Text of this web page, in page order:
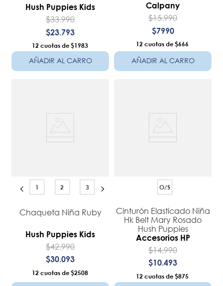
Hush Puppies Kids
$33.990
$23 793
12 $1983
AÑADIR AL CARRO
Calpany
$15.990
$7990
12 $666
AÑADIR AL CARRO
1 2 3
Chaqueta Niña Ruby
Hush Puppies Kids
$42.990
$30.093
12 $2508
O/S
Cinturón Elasticado Niña
Hk Belt Mary Rosado
Hush Puppies
Accesorios HP
$14.990
$10.493
12 $875